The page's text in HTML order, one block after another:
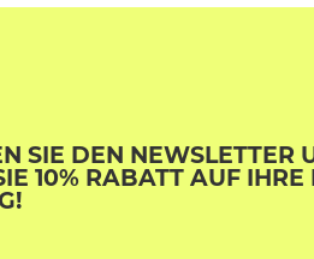
SIE DEN NEWSLETTER
10% RABATT AUF IHRE